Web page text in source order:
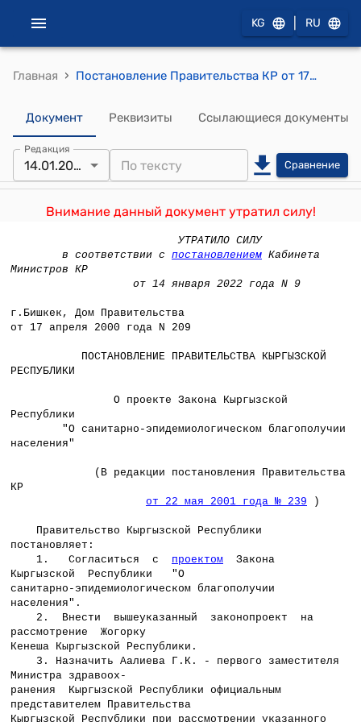
KG RU
Главная › Постановление Правительства КР от 17 апреля 2000 года №209 "О проекте Закона Кыргызской Республики "О санитарно-эпидемиологическом благополучии населения"
Документ Реквизиты Ссылающиеся документы
Редакция
14.01.2022 Сравнение
Внимание данный документ утратил силу!